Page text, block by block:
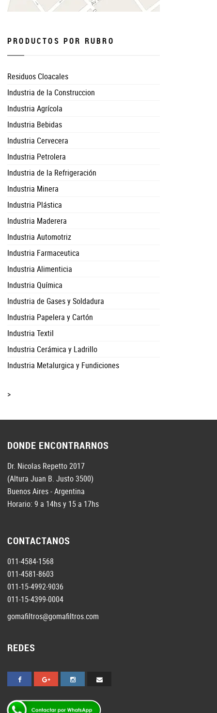
PRODUCTOS POR RUBRO
Residuos Cloacales
Industria de la Construccion
Industria Agrícola
Industria Bebidas
Industria Cervecera
Industria Petrolera
Industria de la Refrigeración
Industria Minera
Industria Plástica
Industria Maderera
Industria Automotriz
Industria Farmaceutica
Industria Alimenticia
Industria Química
Industria de Gases y Soldadura
Industria Papelera y Cartón
Industria Textil
Industria Cerámica y Ladrillo
Industria Metalurgica y Fundiciones
>
DONDE ENCONTRARNOS
Dr. Nicolas Repetto 2017
(Altura Juan B. Justo 3500)
Buenos Aires - Argentina
Horario: 9 a 14hs y 15 a 17hs
CONTACTANOS
011-4584-1568
011-4581-8603
011-15-4992-9036
011-15-4399-0004
gomafiltros@gomafiltros.com
REDES